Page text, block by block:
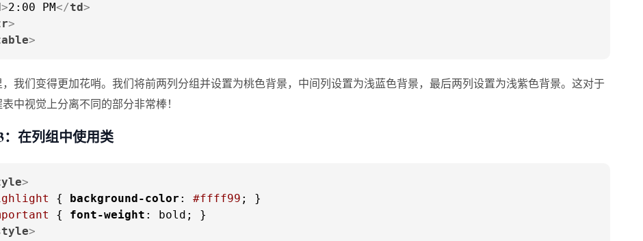
>2:00 PM</td>
>
>
我们变得更加花哨。我们将前两列分组并设置为桃色背景，中间列设置为浅蓝色背景，最后两列设置为浅紫色背景。这对于
中视觉上分离不同的部分非常棒！
：在列组中使用类
>
{ background-color : #ffff99
{ font-weight
>